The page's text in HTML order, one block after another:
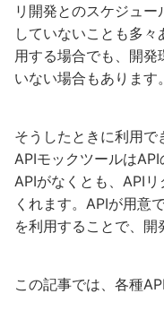
リ開発とのスケジュ
していないことも多
用する場合でも、開
いない場合もあります。
そうしたときに利用で
APIモックツールは
APIがなくとも、API
くれます。APIが用意
を利用することで、開
この記事では、各種